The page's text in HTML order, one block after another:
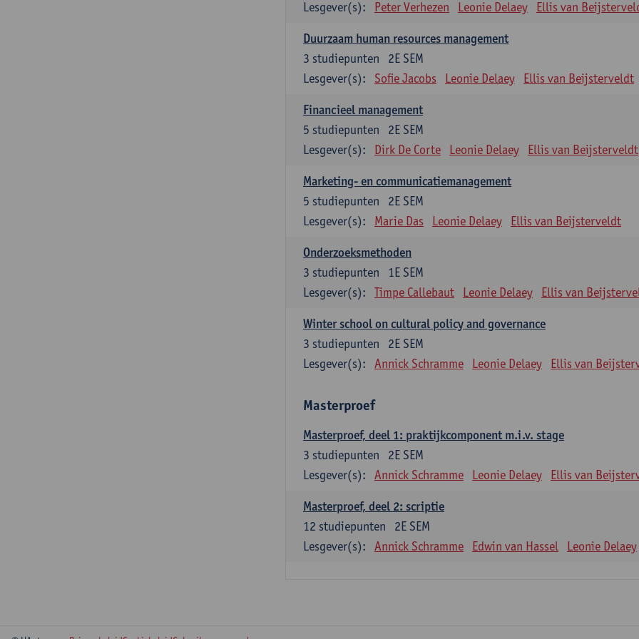
Lesgever(s):
Peter Verhezen Leonie Delaey Ellis van
Duurzaam human resources management
2E SEM
3 studiepunten
Lesgever(s):
Sofie Jacobs Leonie Delaey Ellis van Beijsterveldt
Financieel management
2E SEM
5 studiepunten
Lesgever(s):
Dirk De Corte Leonie Delaey Ellis van Beijsterveldt
Marketing- en communicatiemanagement
2E SEM
5 studiepunten
Lesgever(s):
Marie Das Leonie Delaey Ellis van Beijsterveldt
Onderzoeksmethoden
1E SEM
3 studiepunten
Lesgever(s):
Timpe Callebaut Leonie Delaey Ellis van
Winter school on cultural policy and governance
2E SEM
3 studiepunten
Lesgever(s):
Annick Schramme Leonie Delaey Ellis van
Masterproef
Masterproef, deel 1: praktijkcomponent m.i.v. stage
2E SEM
3 studiepunten
Lesgever(s):
Annick Schramme Leonie Delaey Ellis van
Masterproef, deel 2: scriptie
2E SEM
12 studiepunten
Lesgever(s):
Annick Schramme Edwin van Hassel Leonie Delaey